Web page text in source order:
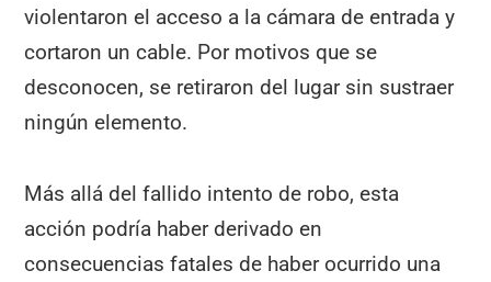
violentaron el acceso a la cámara de entrada y
cortaron un cable. Por motivos que se
desconocen, se retiraron del lugar sin sustraer
ningún elemento.
Más allá del fallido intento de robo, esta
acción podría haber derivado en
consecuencias fatales de haber ocurrido una